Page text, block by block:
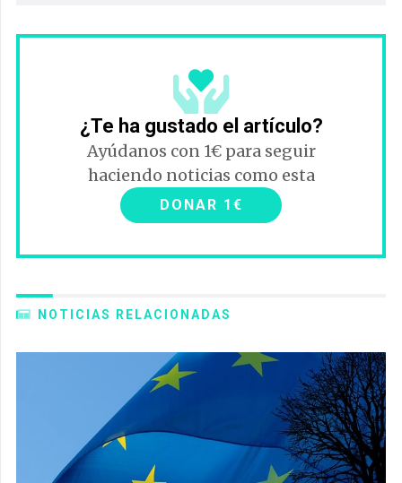
¿Te ha gustado el artículo?
Ayúdanos con 1€ para seguir
haciendo noticias como esta
DONAR 1€
NOTICIAS RELACIONADAS